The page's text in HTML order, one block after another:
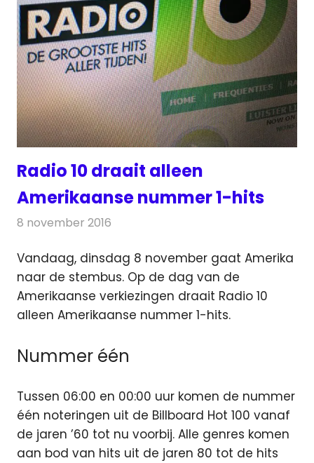
Radio 10 draait alleen
Amerikaanse nummer 1-hits
8 november 2016
Vandaag, dinsdag 8 november gaat Amerika
naar de stembus. Op de dag van de
Amerikaanse verkiezingen draait Radio 10
alleen Amerikaanse nummer 1-hits.
Nummer één
Tussen 06:00 en 00:00 uur komen de nummer
één noteringen uit de Billboard Hot 100 vanaf
de jaren ’60 tot nu voorbij. Alle genres komen
aan bod van hits uit de jaren 80 tot de hits